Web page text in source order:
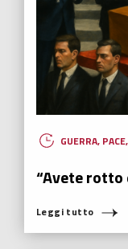
GUERRA, PACE,
“Avete rotto
Leggi tutto